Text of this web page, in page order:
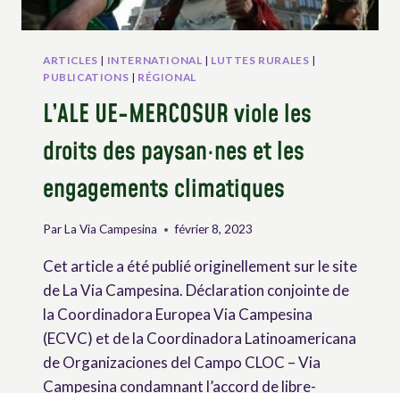
ARTICLES | INTERNATIONAL | LUTTES RURALES |
PUBLICATIONS | RÉGIONAL
L’ALE UE-MERCOSUR viole les
droits des paysan·nes et les
engagements climatiques
ParLa Via Campesina février 8, 2023
Cet article a été publié originellement sur le site
de La Via Campesina. Déclaration conjointe de
la Coordinadora Europea Via Campesina
(ECVC) et de la Coordinadora Latinoamericana
de Organizaciones del Campo CLOC – Via
Campesina condamnant l’accord de libre-